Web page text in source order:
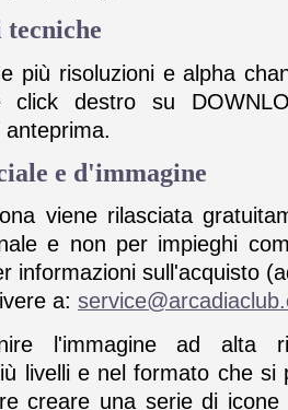
più risoluzioni e alpha
click destro su
e d'immagine
viene rilasciata
e non per impieghi
informazioni sull'acquisto
a:
l'immagine ad alta
livelli e nel formato che si
creare una serie di icone